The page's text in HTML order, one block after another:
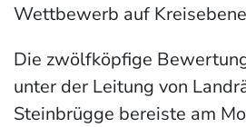
Wettbewerb auf
Die zwölfköpfige
unter der Leitung von
Steinbrügge bereiste am